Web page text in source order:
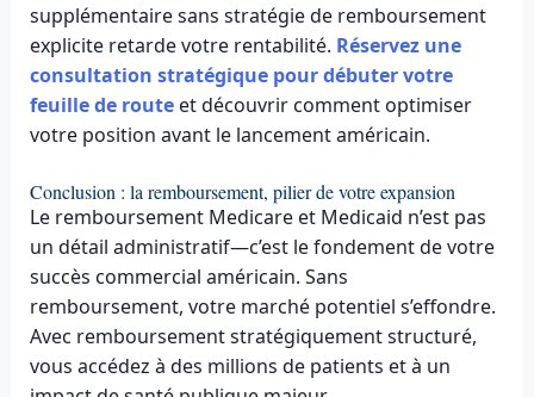
supplémentaire sans stratégie de remboursement
explicite retarde votre rentabilité. Réservez une
consultation stratégique pour débuter votre
feuille de routeet découvrir comment optimiser
votre position avant le lancement américain.
Conclusion : la remboursement, pilier de votre expansion
Le remboursement Medicare et Medicaid n’est pas
un détail administratif—c’est le fondement de votre
succès commercial américain. Sans
remboursement, votre marché potentiel s’effondre.
Avec remboursement stratégiquement structuré,
vous accédez à des millions de patients et à un